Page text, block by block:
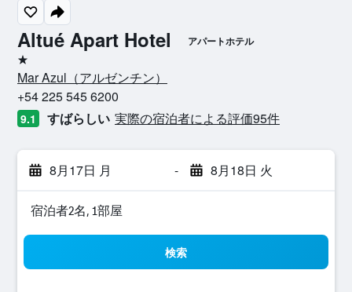
Altué Apart Hotel アパートホテル
1つ星
Mar Azul​（アルゼンチン​）​
+54 225 545 6200
9.1 すばらしい 実際の宿泊者による評価95​件
8月17日 月 - 8月18日 火
宿泊者2名, 1​部屋
検索